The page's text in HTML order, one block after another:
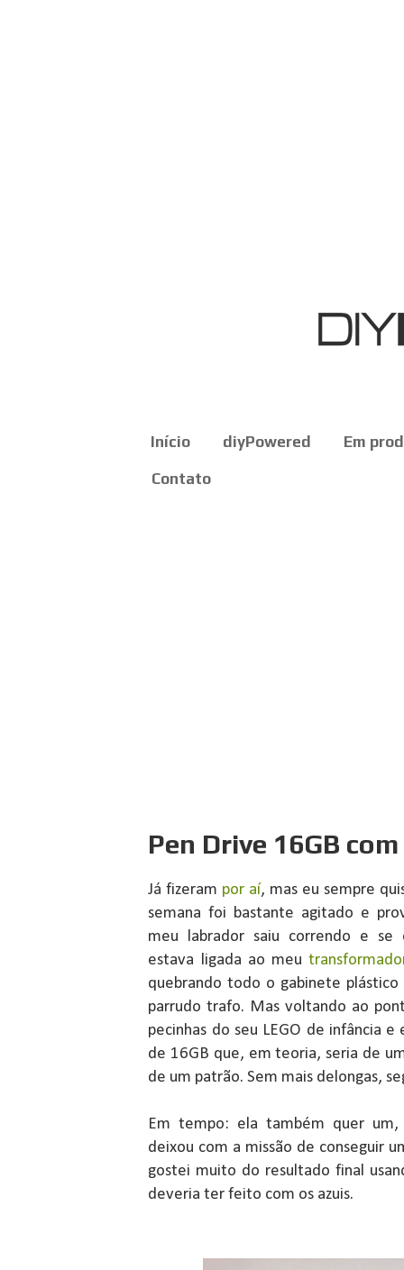
Início diyPowered Em
Contato
Pen Drive 16GB
Já fizeram por aí, mas eu sempre
semana foi bastante agitado e
meu labrador saiu correndo e se
estava ligada ao meu
quebrando todo o gabinete
parrudo trafo. Mas voltando ao
pecinhas do seu LEGO de infância
de 16GB que, em teoria, seria de
de um patrão. Sem mais delongas,
Em tempo: ela também quer
deixou com a missão de conseguir
gostei muito do resultado final
deveria ter feito com os azuis.